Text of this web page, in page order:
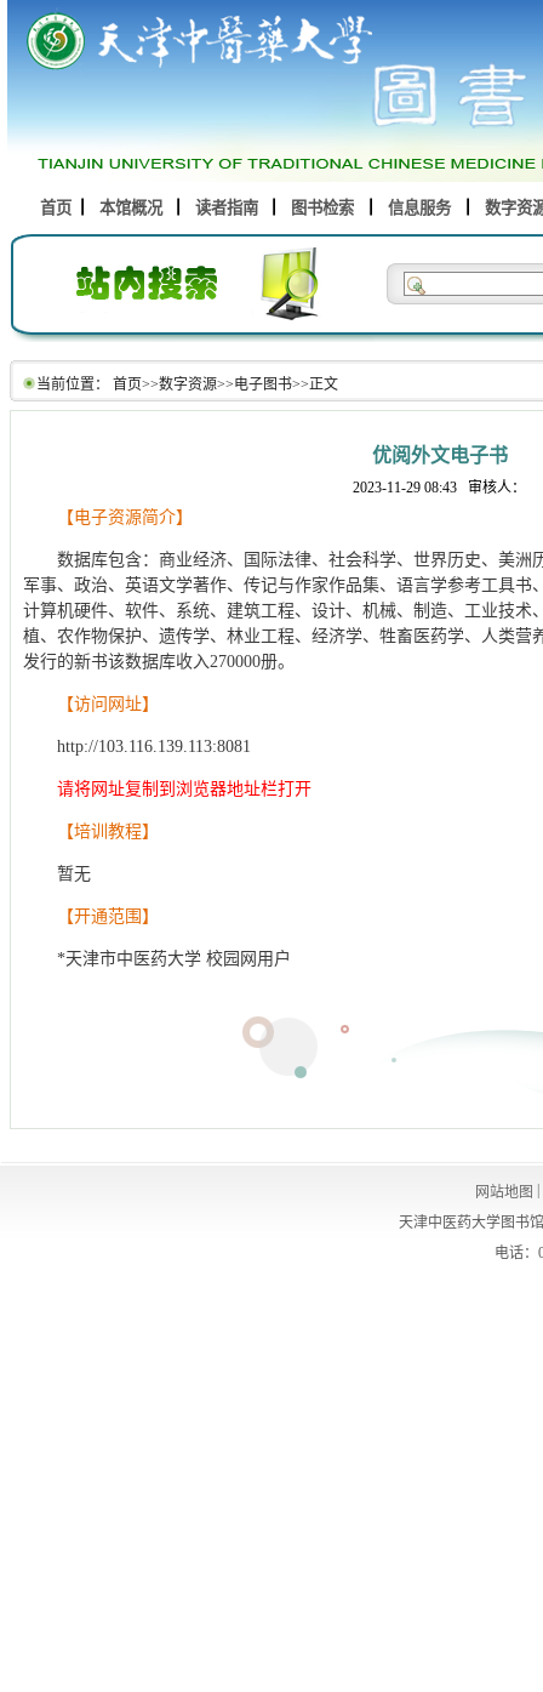
首页 本馆概况 读者指南 图书检索 信息服务 数字资
当前位置： 首页>>数字资源>>电子图书>>正文
优阅外文电子书
2023-11-29 08:43 审核人：
【电子资源简介】
数据库包含：商业经济、国际法律、社会科学、世界历史、美洲
军事、政治、英语文学著作、传记与作家作品集、语言学参考工具书
计算机硬件、软件、系统、建筑工程、设计、机械、制造、工业技术
植、农作物保护、遗传学、林业工程、经济学、牲畜医药学、人类营
发行的新书该数据库收入270000册。
【访问网址】
http://103.116.139.113:8081
请将网址复制到浏览器地址栏打开
【培训教程】
暂无
【开通范围】
*天津市中医药大学 校园网用户
网站地图
天津中医药大学图书
电话：